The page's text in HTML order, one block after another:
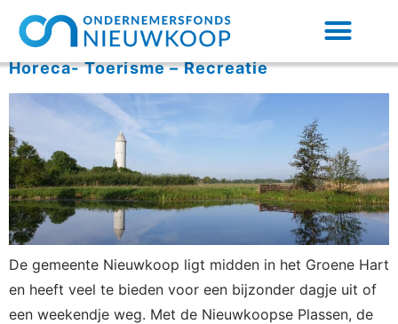
Horeca- Toerisme – Recreatie
De gemeente Nieuwkoop ligt midden in het Groene Hart
en heeft veel te bieden voor een bijzonder dagje uit of
een weekendje weg. Met de Nieuwkoopse Plassen, de